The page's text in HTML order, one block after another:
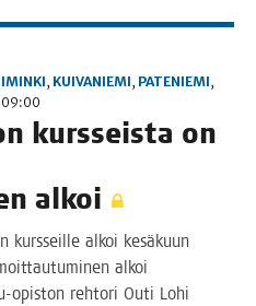
, KUIVANIEMI, PATENIEMI,
kurs­seis­ta on
alkoi
kurs­seil­le alkoi kesä­kuun
alkoi
opis­­ton reh­to­ri Outi Lohi